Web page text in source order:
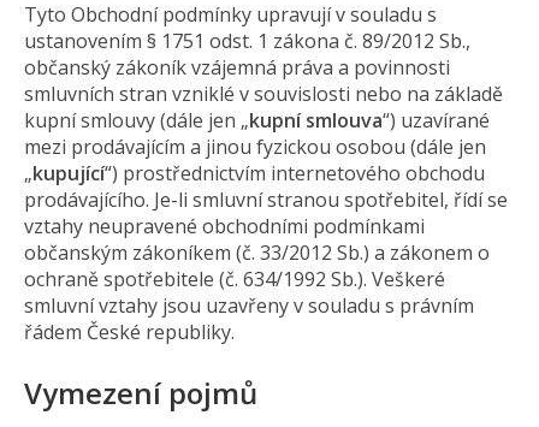
Tyto Obchodní podmínky upravují v souladu s
ustanovením § 1751 odst. 1 zákona č. 89/2012 Sb.,
občanský zákoník vzájemná práva a povinnosti
smluvních stran vzniklé v souvislosti nebo na základě
kupní smlouvy (dále jen „kupní smlouva“) uzavírané
mezi prodávajícím a jinou fyzickou osobou (dále jen
„kupující“) prostřednictvím internetového obchodu
prodávajícího. Je-li smluvní stranou spotřebitel, řídí se
vztahy neupravené obchodními podmínkami
občanským zákoníkem (č. 33/2012 Sb.) a zákonem o
ochraně spotřebitele (č. 634/1992 Sb.). Veškeré
smluvní vztahy jsou uzavřeny v souladu s právním
řádem České republiky.
Vymezení pojmů